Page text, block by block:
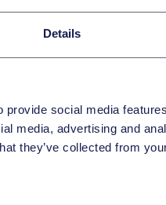
Details
social media
media, advertising and
they’ve collected from
Anteile
vereinbart ist, um